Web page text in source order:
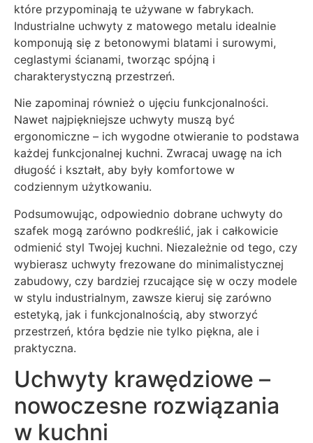
które przypominają te używane w fabrykach.
Industrialne uchwyty z matowego metalu idealnie
komponują się z betonowymi blatami i surowymi,
ceglastymi ścianami, tworząc spójną i
charakterystyczną przestrzeń.
Nie zapominaj również o ujęciu funkcjonalności.
Nawet najpiękniejsze uchwyty muszą być
ergonomiczne – ich wygodne otwieranie to podstawa
każdej funkcjonalnej kuchni. Zwracaj uwagę na ich
długość i kształt, aby były komfortowe w
codziennym użytkowaniu.
Podsumowując, odpowiednio dobrane uchwyty do
szafek mogą zarówno podkreślić, jak i całkowicie
odmienić styl Twojej kuchni. Niezależnie od tego, czy
wybierasz uchwyty frezowane do minimalistycznej
zabudowy, czy bardziej rzucające się w oczy modele
w stylu industrialnym, zawsze kieruj się zarówno
estetyką, jak i funkcjonalnością, aby stworzyć
przestrzeń, która będzie nie tylko piękna, ale i
praktyczna.
Uchwyty krawędziowe –
nowoczesne rozwiązania
w kuchni